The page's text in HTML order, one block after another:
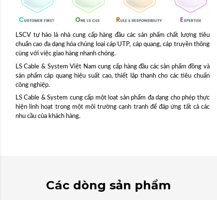
LSCV tự hào là nhà cung cấp hàng đầu các sản phẩm chất lượng tiêu
chuẩn cao đa dạng hóa chủng loại cáp UTP, cáp quang, cáp truyền thông
cùng với việc giao hàng nhanh chóng.
LS Cable & System Việt Nam cung cấp hàng đầu các sản phẩm đồng và
sản phẩm cáp quang hiệu suất cao, thiết lập thanh cho các tiêu chuẩn
công nghiệp.
LS Cable & System cung cấp một loạt sản phẩm đa dạng cho phép thực
hiện linh hoạt trong một môi trường cạnh tranh để đáp ứng tất cả các
nhu cầu của khách hàng.
Các dòng sản phẩm